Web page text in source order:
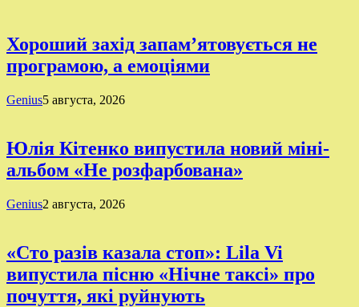
Хороший захід запам’ятовується не
програмою, а емоціями
Genius5 августа, 2026
Юлія Кітенко випустила новий міні-
альбом «Не розфарбована»
Genius2 августа, 2026
«Сто разів казала стоп»: Lila Vi
випустила пісню «Нічне таксі» про
почуття, які руйнують